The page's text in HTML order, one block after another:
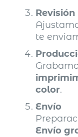
te
color.
Envío
Envío